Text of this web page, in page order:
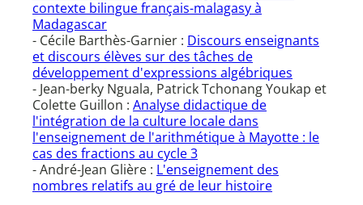
contexte bilingue français-malagasy à
Madagascar
- Cécile Barthès-Garnier : Discours enseignants
et discours élèves sur des tâches de
développement d'expressions algébriques
- Jean-berky Nguala, Patrick Tchonang Youkap et
Colette Guillon : Analyse didactique de
l'intégration de la culture locale dans
l'enseignement de l'arithmétique à Mayotte : le
cas des fractions au cycle 3
- André-Jean Glière : L'enseignement des
nombres relatifs au gré de leur histoire